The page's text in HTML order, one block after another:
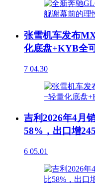
张雪机车发布
化底盘+KYB全
7 04.30
吉利2026年4月
58%，出口增
6 05.01